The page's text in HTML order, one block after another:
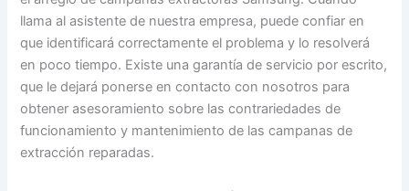
llama al asistente de nuestra empresa, puede confiar en
que identificará correctamente el problema y lo resolverá
en poco tiempo. Existe una garantía de servicio por escrito,
que le dejará ponerse en contacto con nosotros para
obtener asesoramiento sobre las contrariedades de
funcionamiento y mantenimiento de las campanas de
extracción reparadas.